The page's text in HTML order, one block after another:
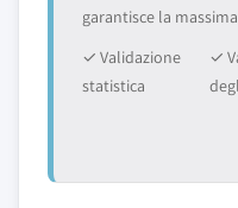
garantisce la
✓ Validazione
statistica
✓